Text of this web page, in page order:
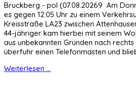
Bruckberg - pol (07.08.20269 Am
es gegen 12:05 Uhr zu einem
Kreisstraße LA23 zwischen
44-jähriger kam hierbei mit seinem
aus unbekannten Gründen nach
überfuhr einen Telefonmasten und
Weiterlesen ...